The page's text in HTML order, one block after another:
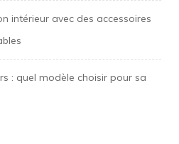
intérieur avec des accessoires
: quel modèle choisir pour sa